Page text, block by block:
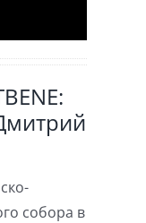
собора в